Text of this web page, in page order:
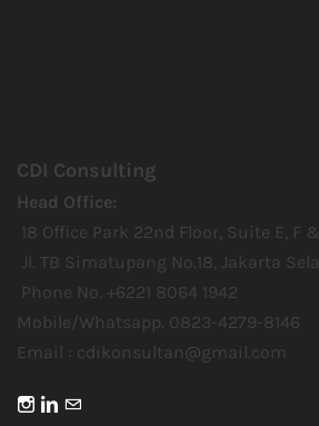
CDI Consulting
Head Office:
18 Office Park 22nd Floor, Suite E, F
Jl. TB Simatupang No.18, Jakarta
Phone No. +6221 8064 1942
Mobile/Whatsapp. 0823-4279-8146
Email : cdikonsultan@gmail.com